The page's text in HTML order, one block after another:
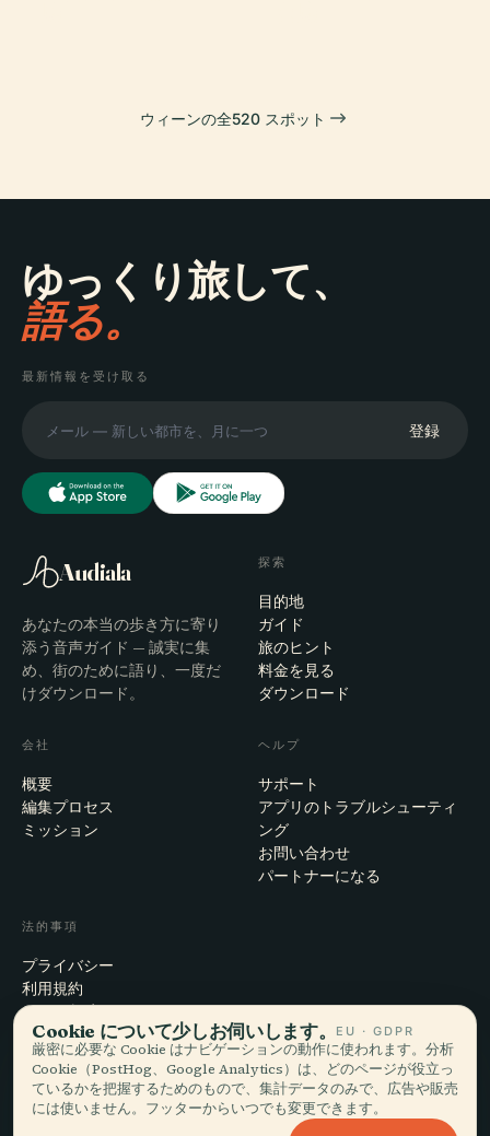
ウィーンの全520 スポット
ゆっくり旅して、
語る。
最新情報を受け取る
登録
Audiala
あなたの本当の歩き方に寄り
添う音声ガイド — 誠実に集
め、街のために語り、一度だ
けダウンロード。
探索
目的地
ガイド
旅のヒント
料金を見る
ダウンロード
会社
概要
編集プロセス
ミッション
ヘルプ
サポート
アプリのトラブルシューティ
ング
お問い合わせ
パートナーになる
法的事項
プライバシー
利用規約
Cookie設定
アカウント削除
© 2026 Audiala · スイス・モルジュにて、旅の途上で、雲の上で作ってい
Cookie について少しお伺いします。 EU · GDPR
厳密に必要な Cookie はナビゲーションの動作に使われます。分析
Cookie（PostHog、Google Analytics）は、どのページが役立っ
ているかを把握するためのもので、集計データのみで、広告や販売
には使いません。フッターからいつでも変更できます。